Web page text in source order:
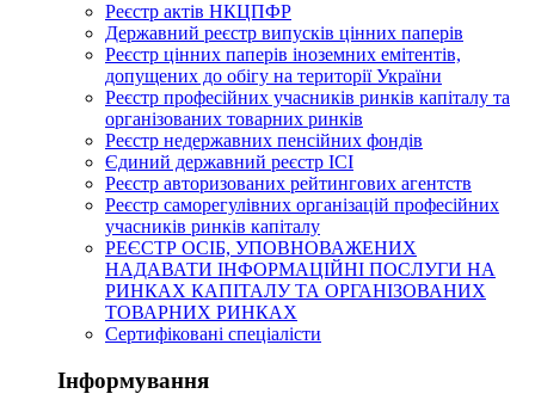
Реєстр актів НКЦПФР
Державний реєстр випусків цінних паперів
Реєстр цінних паперів іноземних емітентів,
допущених до обігу на території України
Реєстр професійних учасників ринків капіталу та
організованих товарних ринків
Реєстр недержавних пенсійних фондів
Єдиний державний реєстр ІСІ
Реєстр авторизованих рейтингових агентств
Реєстр саморегулівних організацій професійних
учасників ринків капіталу
РЕЄСТР ОСІБ, УПОВНОВАЖЕНИХ
НАДАВАТИ ІНФОРМАЦІЙНІ ПОСЛУГИ НА
РИНКАХ КАПІТАЛУ ТА ОРГАНІЗОВАНИХ
ТОВАРНИХ РИНКАХ
Сертифіковані спеціалісти
Інформування